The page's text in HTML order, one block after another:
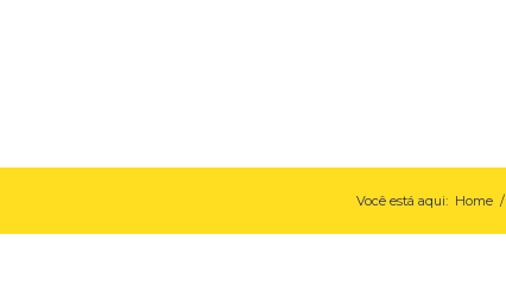
Você está aqui: Home /